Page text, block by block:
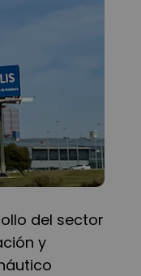
del sector
y